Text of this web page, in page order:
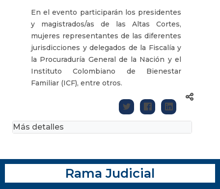
En el evento participarán los presidentes
y magistrados/as de las Altas Cortes,
mujeres representantes de las diferentes
jurisdicciones y delegados de la Fiscalía y
la Procuraduría General de la Nación y el
Instituto Colombiano de Bienestar
Familiar (ICF), entre otros.
Más detalles
Rama Judicial